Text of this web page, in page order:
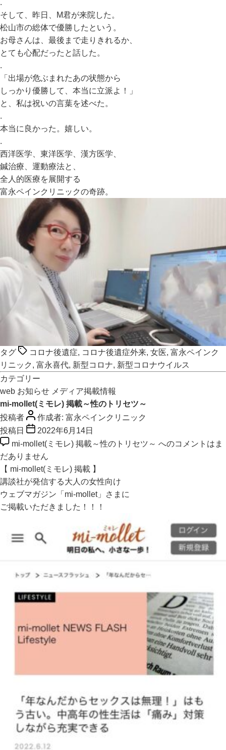
.
そして、昨日、M君が来院した。
松山市の総体で優勝したという。
お母さんは、最後まで走りきれるか、
とても心配だったと話した。
.
「出場が危ぶまれたあの状態から
しっかり優勝して、本当に立派よ！」
と、私は祝いの言葉を述べた。
.
本当に良かった。嬉しい。
.
西洋医学、東洋医学、漢方医学、
鍼治療、運動療法と、
全人的医療を展開する
富永ペインクリニックの奇跡。
タグ コロナ後遺症, コロナ後遺症外来, 女医, 富永ペインク
リニック , 富永喜代, 新型コロナ, 新型コロナウイルス
カテゴリー
web お知らせ メディア掲載情報
mi-mollet(ミモレ) 掲載～性のトリセツ～
投稿者
作成者: 富永ペインクリニック
投稿日
2022年6月14日
mi-mollet(ミモレ) 掲載～性のトリセツ～ へのコメントはま
だありません
【 mi-mollet(ミモレ) 掲載 】
講談社が発信する大人の女性向け
ウェブマガジン「mi-mollet」さまに
ご掲載いただきました！！！